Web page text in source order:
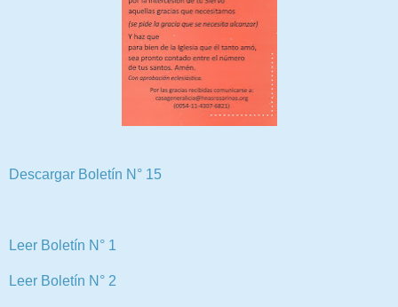
Descargar Boletín N° 15
Leer Boletín N° 1
Leer Boletín N° 2